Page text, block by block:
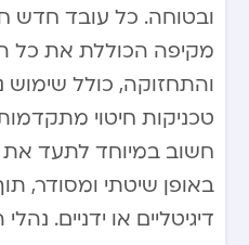
ובטוחה. כל עובד חדש
מקיפה הכוללת את כל
והתחזוקה, כולל שימוש
טכניקות חיטוי
חשוב במיוחד לתעד את
באופן שיטתי ומסודר,
דיגיטליים או ידניים.